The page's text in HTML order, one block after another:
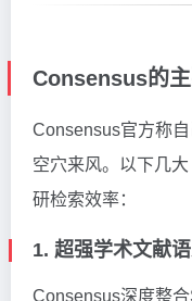
Consensus的
Consensus官方称
空穴来风。以下几大
研检索效率：
1. 超强学术文献
Consensus深度整